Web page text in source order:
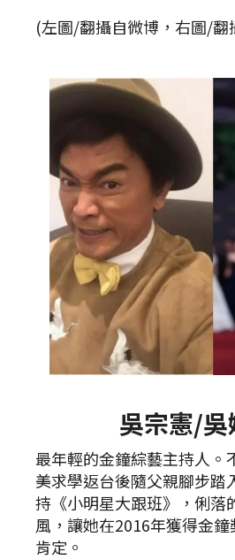
(左圖/翻攝自微博，右圖/翻
吳宗憲/吳
最年輕的金鐘綜藝主持人。
美求學返台後隨父親腳步踏
持《小明星大跟班》，俐落
風，讓她在2016年獲得金
肯定。